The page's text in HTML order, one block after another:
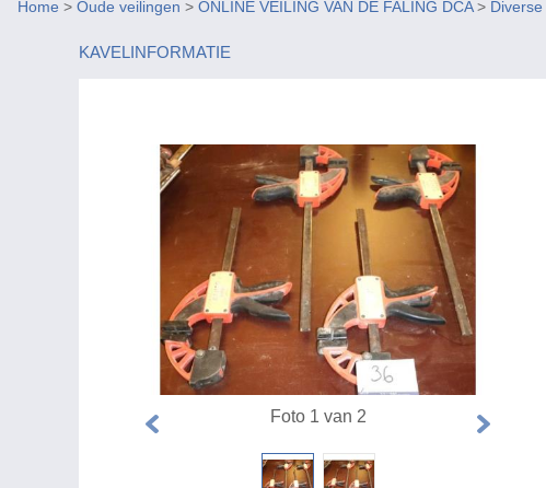
Home > Oude veilingen > ONLINE VEILING VAN DE FALING DCA> Diverse
KAVELINFORMATIE
Foto 1 van 2